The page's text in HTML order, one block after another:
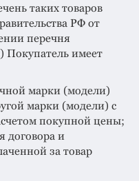
таких товаров
РФ от
перечня
Покупатель имеет
марки (модели)
марки (модели) с
покупной цены;
договора и
за товар